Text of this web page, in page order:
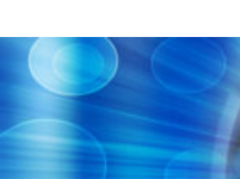
to
contentvinivida.lk